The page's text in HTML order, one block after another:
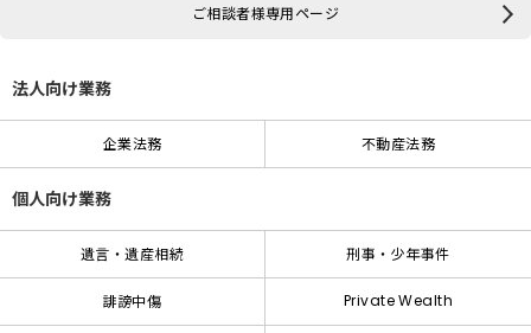
ご相談者様専用ページ
法人向け業務
企業法務 不動産法務
個人向け業務
遺言・遺産相続 刑事・少年事件
誹謗中傷 Private Wealth